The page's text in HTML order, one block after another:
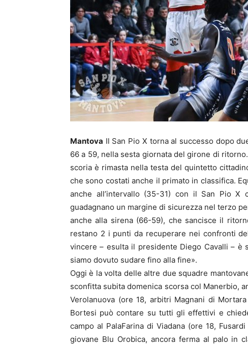
Mantova Il San Pio X torna al successo dopo
66 a 59, nella sesta giornata del girone di
scoria è rimasta nella testa del quintetto
che sono costati anche il primato in classifica.
anche all’intervallo (35-31) con il San Pio X
guadagnano un margine di sicurezza nel terzo
anche alla sirena (66-59), che sancisce il
restano 2 i punti da recuperare nei confronti
vincere – esulta il presidente Diego Cavalli – è
siamo dovuto sudare fino alla fine».
Oggi è la volta delle altre due squadre
sconfitta subita domenica scorsa col Manerbio,
Verolanuova (ore 18, arbitri Magnani di
Bortesi può contare su tutti gli effettivi e
campo al PalaFarina di Viadana (ore 18,
giovane Blu Orobica, ancora ferma al palo in